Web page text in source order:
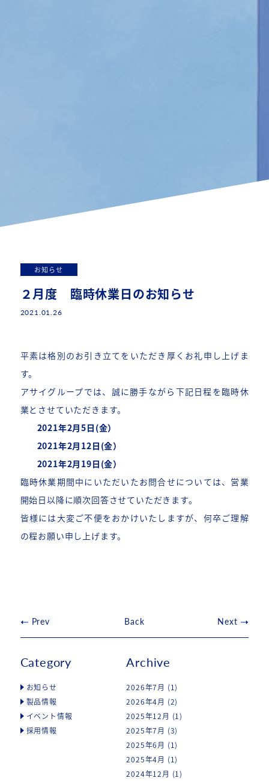
お知らせ
２月度 臨時休業日のお知らせ
2021.01.26
平素は格別のお引き立てをいただき厚くお礼申し上げま
す。
アサイグループでは、誠に勝手ながら下記日程を臨時休
業とさせていただきます。
2021年2月5日(金）
2021年2月12日(金）
2021年2月19日(金）
臨時休業期間中にいただいたお問合せについては、営業
開始日以降に順次回答させていただきます。
皆様には大変ご不便をおかけいたしますが、何卒ご理解
の程お願い申し上げます。
Prev Back Next
Category
お知らせ
製品情報
イベント情報
採用情報
Archive
2026年7月 (1)
2026年4月 (2)
2025年12月 (1)
2025年7月 (3)
2025年6月 (1)
2025年4月 (1)
2024年12月 (1)